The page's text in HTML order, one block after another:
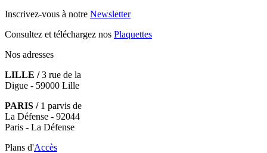
Inscrivez-vous à notre Newsletter
Consultez et téléchargez nos Plaquettes
Nos adresses
LILLE /3 rue de la
Digue - 59000 Lille
PARIS /1 parvis de
La Défense - 92044
Paris - La Défense
Plans d'Accès